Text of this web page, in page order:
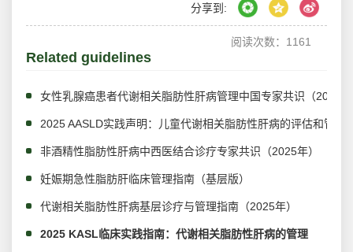
分享到:
阅读次数： 1161
Related guidelines
女性乳腺癌患者代谢相关脂肪性肝病管理中国专家共识（2025
2025 AASLD实践声明：儿童代谢相关脂肪性肝病的评估和管理
非酒精性脂肪性肝病中西医结合诊疗专家共识（2025年）
妊娠期急性脂肪肝临床管理指南（基层版）
代谢相关脂肪性肝病基层诊疗与管理指南（2025年）
2025 KASL临床实践指南：代谢相关脂肪性肝病的管理